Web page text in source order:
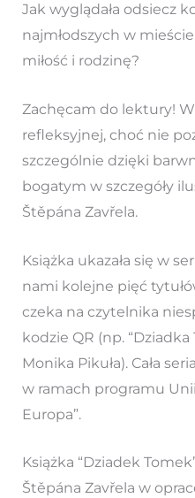
Jak wyglądała odsiecz
najmłodszych w
miłość i rodzinę?
Zachęcam do lektury!
refleksyjnej, choć nie
szczególnie dzięki
bogatym w szczegóły
Štěpána Zavřela.
Książka ukazała się w
nami kolejne pięć
czeka na czytelnika
kodzie QR (np.
Monika Pikuła). Cała
w ramach programu
Europa”.
Książka “Dziadek
Štěpána Zavřela w